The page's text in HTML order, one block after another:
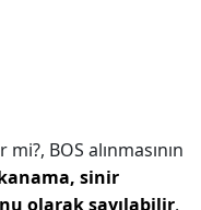
mi?, BOS alınmasının
sinir
olarak sayılabilir.